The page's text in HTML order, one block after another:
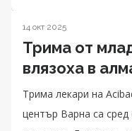
14 окт 2025
Трима от
влязоха в
Трима лекари на
център Варна са